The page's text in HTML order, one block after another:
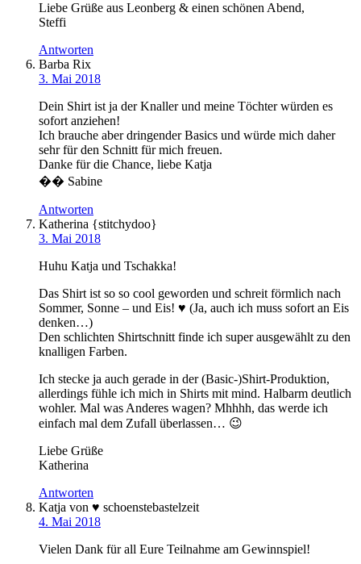
Liebe Grüße aus Leonberg & einen schönen Abend,
Steffi
Antworten
Barba Rix
3. Mai 2018
Dein Shirt ist ja der Knaller und meine Töchter würden es
sofort anziehen!
Ich brauche aber dringender Basics und würde mich daher
sehr für den Schnitt für mich freuen.
Danke für die Chance, liebe Katja
�� Sabine
Antworten
Katherina {stitchydoo}
3. Mai 2018
Huhu Katja und Tschakka!
Das Shirt ist so so cool geworden und schreit förmlich nach
Sommer, Sonne – und Eis! ♥ (Ja, auch ich muss sofort an Eis
denken…)
Den schlichten Shirtschnitt finde ich super ausgewählt zu den
knalligen Farben.
Ich stecke ja auch gerade in der (Basic-)Shirt-Produktion,
allerdings fühle ich mich in Shirts mit mind. Halbarm deutlich
wohler. Mal was Anderes wagen? Mhhhh, das werde ich
einfach mal dem Zufall überlassen… 😉
Liebe Grüße
Katherina
Antworten
Katja von ♥ schoenstebastelzeit
4. Mai 2018
Vielen Dank für all Eure Teilnahme am Gewinnspiel!